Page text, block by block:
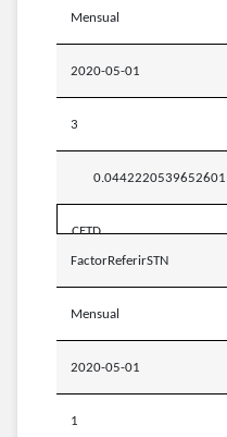
Mensual
2020-05-01
3
0.0442220539652601
CETD
FactorReferirSTN
Mensual
2020-05-01
1